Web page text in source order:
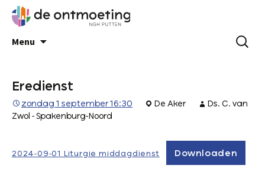
Menu
Eredienst
zondag 1 september 16:30 De Aker
Ds. C. van
Zwol - Spakenburg-Noord
2024-09-01 Liturgie middagdienst Downloaden